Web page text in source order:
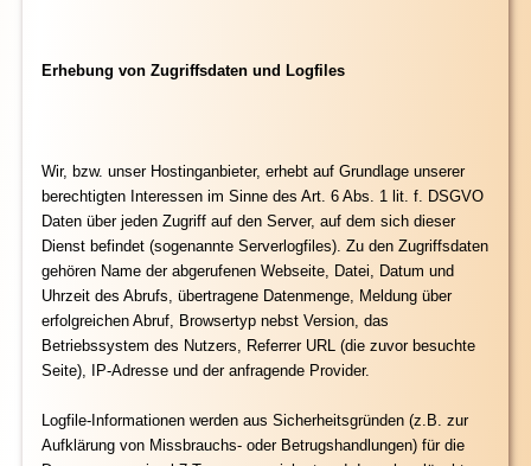
Erhebung von Zugriffsdaten und Logfiles
Wir, bzw. unser Hostinganbieter, erhebt auf Grundlage unserer
berechtigten Interessen im Sinne des Art. 6 Abs. 1 lit. f. DSGVO
Daten über jeden Zugriff auf den Server, auf dem sich dieser
Dienst befindet (sogenannte Serverlogfiles). Zu den Zugriffsdaten
gehören Name der abgerufenen Webseite, Datei, Datum und
Uhrzeit des Abrufs, übertragene Datenmenge, Meldung über
erfolgreichen Abruf, Browsertyp nebst Version, das
Betriebssystem des Nutzers, Referrer URL (die zuvor besuchte
Seite), IP-Adresse und der anfragende Provider.
Logfile-Informationen werden aus Sicherheitsgründen (z.B. zur
Aufklärung von Missbrauchs- oder Betrugshandlungen) für die